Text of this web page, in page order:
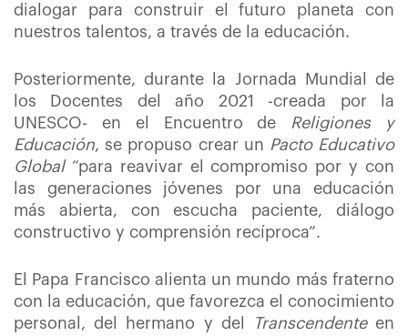
dialogar para construir el futuro planeta con
nuestros talentos, a través de la educación.
Posteriormente, durante la Jornada Mundial de
los Docentes del año 2021 -creada por la
UNESCO- en el Encuentro de
Religiones y
Educación, se propuso crear un Pacto Educativo
Global“para reavivar el compromiso por y con
las generaciones jóvenes por una educación
más abierta, con escucha paciente, diálogo
constructivo y comprensión recíproca”.
El Papa Francisco alienta un mundo más fraterno
con la educación, que favorezca el conocimiento
personal, del hermano y del
Transcendenteen